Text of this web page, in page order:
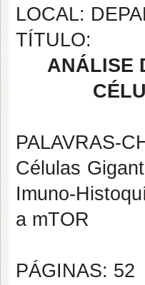
LOCAL:
TÍTULO:
ANÁLISE
PALAVRAS-
Células
Imuno-
a mTOR
PÁGINAS: 52